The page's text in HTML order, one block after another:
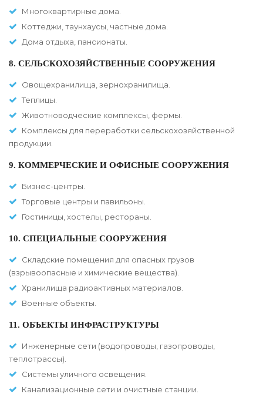
Многоквартирные дома.
Коттеджи, таунхаусы, частные дома.
Дома отдыха, пансионаты.
8. СЕЛЬСКОХОЗЯЙСТВЕННЫЕ СООРУЖЕНИЯ
Овощехранилища, зернохранилища.
Теплицы.
Животноводческие комплексы, фермы.
Комплексы для переработки сельскохозяйственной
продукции.
9. КОММЕРЧЕСКИЕ И ОФИСНЫЕ СООРУЖЕНИЯ
Бизнес-центры.
Торговые центры и павильоны.
Гостиницы, хостелы, рестораны.
10. СПЕЦИАЛЬНЫЕ СООРУЖЕНИЯ
Складские помещения для опасных грузов
(взрывоопасные и химические вещества).
Хранилища радиоактивных материалов.
Военные объекты.
11. ОБЪЕКТЫ ИНФРАСТРУКТУРЫ
Инженерные сети (водопроводы, газопроводы,
теплотрассы).
Системы уличного освещения.
Канализационные сети и очистные станции.